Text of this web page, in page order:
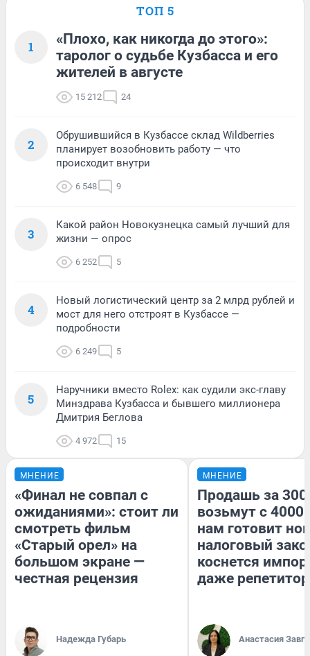
ТОП 5
1
«Плохо, как никогда до этого»:
таролог о судьбе Кузбасса и его
жителей в августе
15 212 24
2
Обрушившийся в Кузбассе склад Wildberries
планирует возобновить работу — что
происходит внутри
6 548 9
3
Какой район Новокузнецка самый лучший для
жизни — опрос
6 252 5
4
Новый логистический центр за 2 млрд рублей и
мост для него отстроят в Кузбассе —
подробности
6 249 5
5
Наручники вместо Rolex: как судили экс-главу
Минздрава Кузбасса и бывшего миллионера
Дмитрия Беглова
4 972 15
МНЕНИЕ
«Финал не совпал с
ожиданиями»: стоит ли
смотреть фильм
«Старый орел» на
большом экране —
честная рецензия
Надежда Губарь
МНЕНИЕ
Продашь за
возьмут с
нам готовит
налоговый
коснется
даже
Анастасия